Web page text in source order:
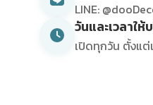
LINE:
วันและเวลาให้
เปิดทุกวัน ตั้งแต่